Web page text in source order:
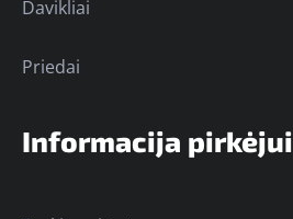
Davikliai
Priedai
Informacija pirkėjui